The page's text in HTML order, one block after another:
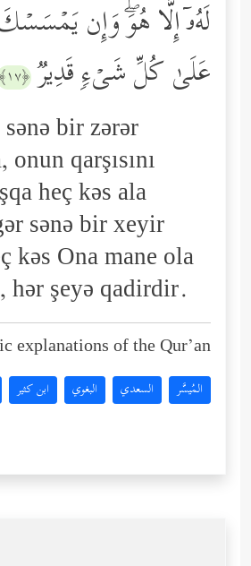
لَهُۥۤ إِلَّا هُوَۖ وَإِن
عَلَىٰ كُلِّ شَیۡءࣲ قَدِیرࣱ ﴿١٧﴾
bir zərər
qarşısını
heç kəs ala
sənə bir xeyir
kəs Ona mane ola
şeyə qadirdir.
explanations of the Qur’an:
المُيسَّر السعدي البغوي ابن كثير